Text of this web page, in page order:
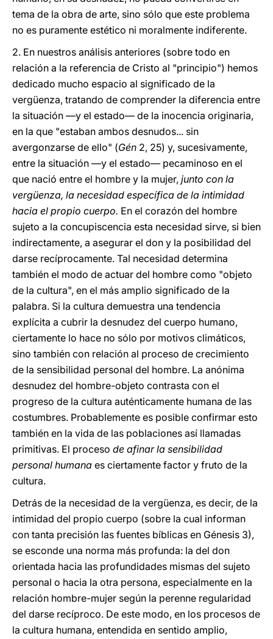
tema de la obra de arte, sino sólo que este problema
no es puramente estético ni moralmente indiferente.
2. En nuestros análisis anteriores (sobre todo en
relación a la referencia de Cristo al "principio") hemos
dedicado mucho espacio al significado de la
vergüenza, tratando de comprender la diferencia entre
la situación —y el estado— de la inocencia originaria,
en la que "estaban ambos desnudos... sin
avergonzarse de ello" (Gén 2, 25) y, sucesivamente,
entre la situación —y el estado— pecaminoso en el
que nació entre el hombre y la mujer, junto con la
vergüenza, la necesidad específica de la intimidad
hacia el propio cuerpo. En el corazón del hombre
sujeto a la concupiscencia esta necesidad sirve, si bien
indirectamente, a asegurar el don y la posibilidad del
darse recíprocamente. Tal necesidad determina
también el modo de actuar del hombre como "objeto
de la cultura", en el más amplio significado de la
palabra. Si la cultura demuestra una tendencia
explícita a cubrir la desnudez del cuerpo humano,
ciertamente lo hace no sólo por motivos climáticos,
sino también con relación al proceso de crecimiento
de la sensibilidad personal del hombre. La anónima
desnudez del hombre-objeto contrasta con el
progreso de la cultura auténticamente humana de las
costumbres. Probablemente es posible confirmar esto
también en la vida de las poblaciones así llamadas
primitivas. El proceso de afinar la sensibilidad
personal humana es ciertamente factor y fruto de la
cultura.
Detrás de la necesidad de la vergüenza, es decir, de la
intimidad del propio cuerpo (sobre la cual informan
con tanta precisión las fuentes bíblicas en Génesis 3),
se esconde una norma más profunda: la del don
orientada hacia las profundidades mismas del sujeto
personal o hacia la otra persona, especialmente en la
relación hombre-mujer según la perenne regularidad
del darse recíproco. De este modo, en los procesos de
la cultura humana, entendida en sentido amplio,